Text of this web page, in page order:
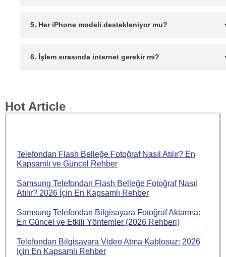
5. Her iPhone modeli destekleniyor mu?
6. İşlem sırasında internet gerekir mi?
Hot Article
Telefondan Flash Belleğe Fotoğraf Nasıl Atılır? En
Kapsamlı ve Güncel Rehber
Samsung Telefondan Flash Belleğe Fotoğraf Nasıl
Atılır? 2026 İçin En Kapsamlı Rehber
Samsung Telefondan Bilgisayara Fotoğraf Aktarma:
En Güncel ve Etkili Yöntemler (2026 Rehberi)
Telefondan Bilgisayara Video Atma Kablosuz: 2026
İçin En Kapsamlı Rehber